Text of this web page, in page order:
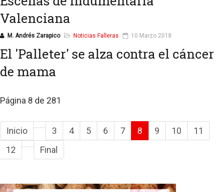
Valenciana
M. Andrés Zarapico Noticias Falleras 10 Marzo 2018
El 'Palleter' se alza contra el cáncer
de mama
Página 8 de 281
Inicio 3 4 5 6 7 8 9 10
11
12
Final